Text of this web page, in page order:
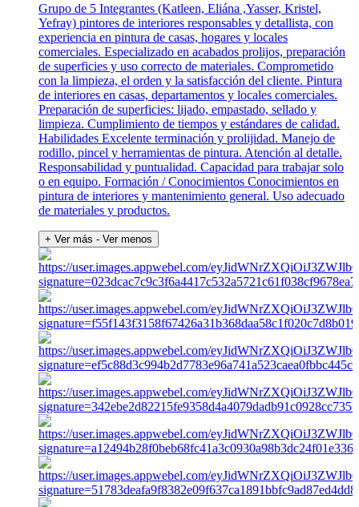
Grupo de 5 Integrantes (Katleen, Eliána ,Yasser, Kristel,
Yefray) pintores de interiores responsables y detallista, con
experiencia en pintura de casas, hogares y locales
comerciales. Especializado en acabados prolijos, preparación
de superficies y uso correcto de materiales. Comprometido
con la limpieza, el orden y la satisfacción del cliente. Pintura
de interiores en casas, departamentos y locales comerciales.
Preparación de superficies: lijado, empastado, sellado y
limpieza. Cumplimiento de tiempos y estándares de calidad.
Habilidades Excelente terminación y prolijidad. Manejo de
rodillo, pincel y herramientas de pintura. Atención al detalle.
Responsabilidad y puntualidad. Capacidad para trabajar solo
o en equipo. Formación / Conocimientos Conocimientos en
pintura de interiores y mantenimiento general. Uso adecuado
de materiales y productos.
+ Ver más - Ver menos